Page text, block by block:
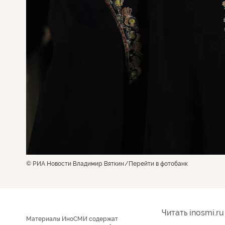
© РИА Новости Владимир Вяткин Перейти в фотобанк
Материалы ИноСМИ содержат
Читать inosmi.ru